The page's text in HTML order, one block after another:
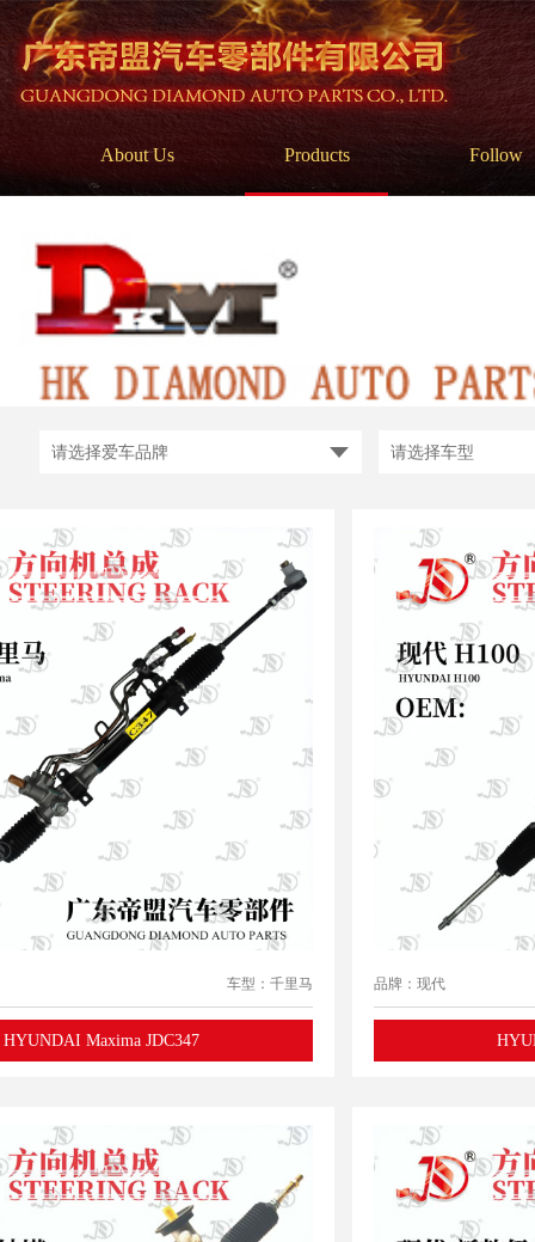
About Us Products Follow
车型：千里马
HYUNDAI Maxima JDC347
品牌：现代